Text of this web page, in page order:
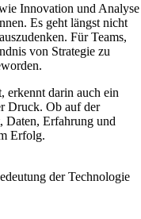
Innovation und Analyse
Es geht längst nicht
Für Teams,
von Strategie zu
erkennt darin auch ein
Druck. Ob auf der
Daten, Erfahrung und
Erfolg.
der Technologie